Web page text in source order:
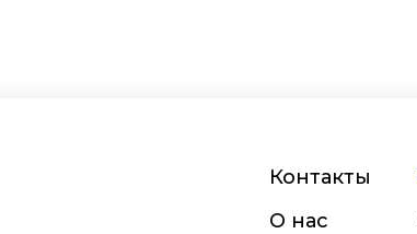
Контакты
О нас